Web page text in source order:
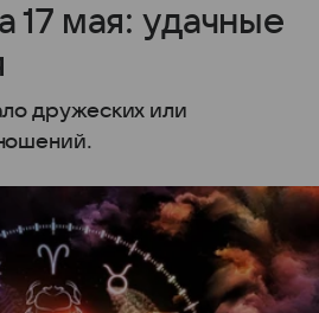
17 мая: удачные
дружеских или